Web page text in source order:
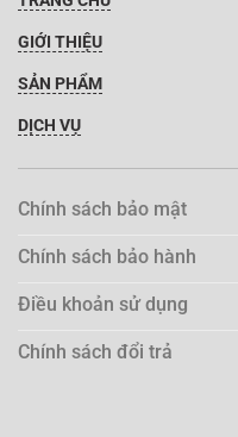
GIỚI THIỆU
SẢN PHẨM
DỊCH VỤ
Chính sách bảo mật
Chính sách bảo hành
Điều khoản sử dụng
Chính sách đổi trả